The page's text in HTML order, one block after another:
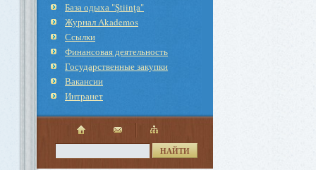
База одыха "Ştiinţa"
Журнал Akademos
Ссылки
Финансовая деятельность
Государственные закупки
Вакансии
Интранет
НАЙТИ